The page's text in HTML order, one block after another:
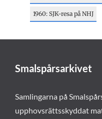
1960: SJK-resa på NHJ
Smalspårsarkivet
Samlingarna på
upphovsrättsskyddat